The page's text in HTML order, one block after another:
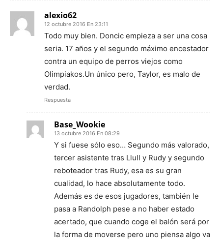
alexio62
12 octubre 2016 En 23:11
Todo muy bien. Doncic empieza a ser una cosa
seria. 17 años y el segundo máximo encestador
contra un equipo de perros viejos como
Olimpiakos.Un único pero, Taylor, es malo de
verdad.
Respuesta
Base_Wookie
13 octubre 2016 En 08:29
Y si fuese sólo eso… Segundo más valorado,
tercer asistente tras Llull y Rudy y segundo
reboteador tras Rudy, esa es su gran
cualidad, lo hace absolutamente todo.
Además es de esos jugadores, también le
pasa a Randolph pese a no haber estado
acertado, que cuando coge el balón será por
la forma de moverse pero uno piensa algo va